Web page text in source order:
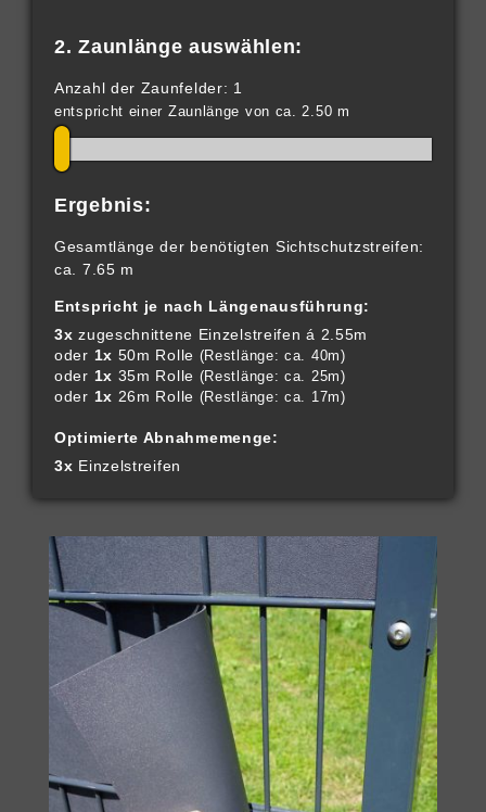
2. Zaunlänge auswählen:
Anzahl der Zaunfelder: 1
entspricht einer Zaunlänge von ca. 2.50 m
Ergebnis:
Gesamtlänge der benötigten Sichtschutzstreifen:
ca. 7.65 m
Entspricht je nach Längenausführung:
3x zugeschnittene Einzelstreifen á 2.55m
oder 1x 50m Rolle (Restlänge: ca. 40m)
oder 1x 35m Rolle (Restlänge: ca. 25m)
oder 1x 26m Rolle (Restlänge: ca. 17m)
Optimierte Abnahmemenge:
3x Einzelstreifen